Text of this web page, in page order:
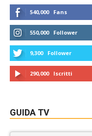
540,000 Fans
550,000 Follower
9,300 Follower
290,000 Iscritti
GUIDA TV